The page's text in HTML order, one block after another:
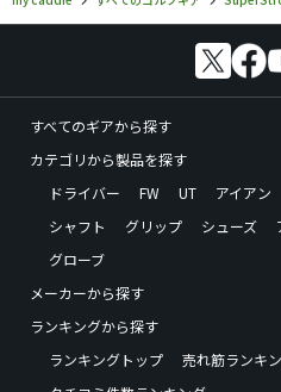
だとは思うのですが、自分は
一つ難しい点があるとすれば
かったことでしょうか。粘着
と緩んで動いてしまいました
交換されるときは気をつけてく
すべてのギアから探す
カテゴリから製品を探す
ドライバー
FW UT アイアン
シャフト
グリップ シューズ
グローブ
メーカーから探す
ランキングから探す
ランキングトップ
売れ筋ランキ